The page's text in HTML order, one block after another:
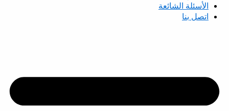
الأسئلة الشائعة
اتصل بنا